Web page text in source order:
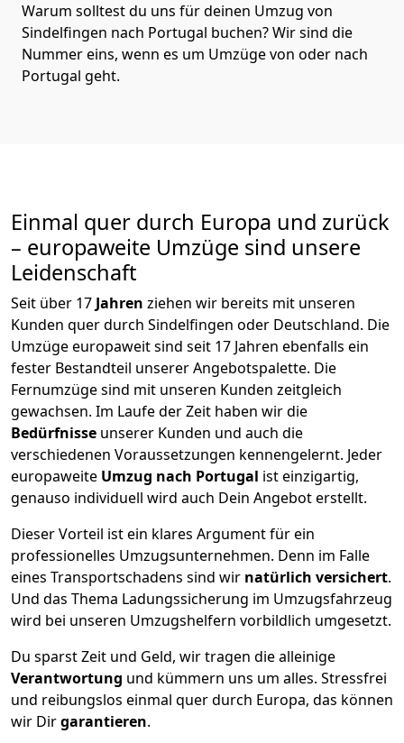
Warum solltest du uns für deinen Umzug von
Sindelfingen nach Portugal buchen? Wir sind die
Nummer eins, wenn es um Umzüge von oder nach
Portugal geht.
Einmal quer durch Europa und zurück
– europaweite Umzüge sind unsere
Leidenschaft
Seit über 17 Jahren ziehen wir bereits mit unseren
Kunden quer durch Sindelfingen oder Deutschland. Die
Umzüge europaweit sind seit 17 Jahren ebenfalls ein
fester Bestandteil unserer Angebotspalette. Die
Fernumzüge sind mit unseren Kunden zeitgleich
gewachsen. Im Laufe der Zeit haben wir die
Bedürfnisse unserer Kunden und auch die
verschiedenen Voraussetzungen kennengelernt. Jeder
europaweite Umzug nach Portugal ist einzigartig,
genauso individuell wird auch Dein Angebot erstellt.
Dieser Vorteil ist ein klares Argument für ein
professionelles Umzugsunternehmen. Denn im Falle
eines Transportschadens sind wir natürlich versichert.
Und das Thema Ladungssicherung im Umzugsfahrzeug
wird bei unseren Umzugshelfern vorbildlich umgesetzt.
Du sparst Zeit und Geld, wir tragen die alleinige
Verantwortung und kümmern uns um alles. Stressfrei
und reibungslos einmal quer durch Europa, das können
wir Dirgarantieren.